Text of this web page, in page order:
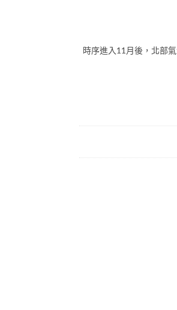
時序進入11月後，北部